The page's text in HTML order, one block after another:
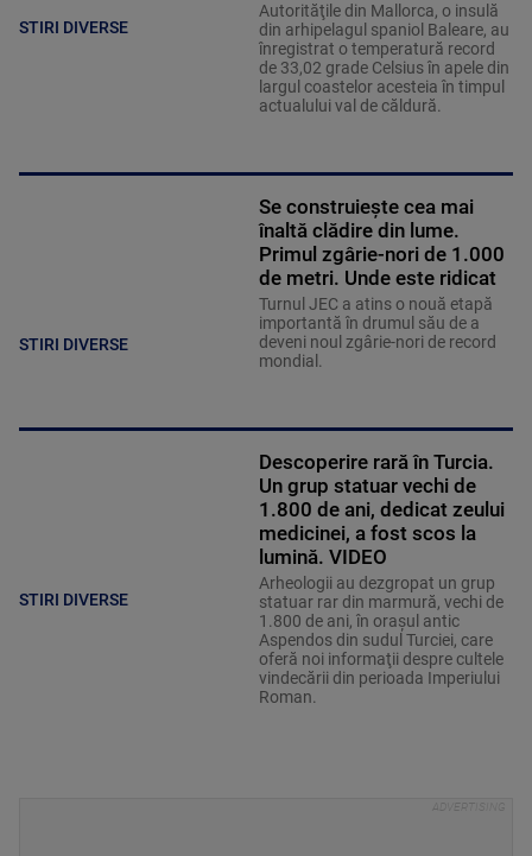
STIRI DIVERSE
Autorităţile din Mallorca, o insulă
din arhipelagul spaniol Baleare, au
înregistrat o temperatură record
de 33,02 grade Celsius în apele din
largul coastelor acesteia în timpul
actualului val de căldură.
STIRI DIVERSE
Se construiește cea mai
înaltă clădire din lume.
Primul zgârie-nori de 1.000
de metri. Unde este ridicat
Turnul JEC a atins o nouă etapă
importantă în drumul său de a
deveni noul zgârie-nori de record
mondial.
STIRI DIVERSE
Descoperire rară în Turcia.
Un grup statuar vechi de
1.800 de ani, dedicat zeului
medicinei, a fost scos la
lumină. VIDEO
Arheologii au dezgropat un grup
statuar rar din marmură, vechi de
1.800 de ani, în oraşul antic
Aspendos din sudul Turciei, care
oferă noi informaţii despre cultele
vindecării din perioada Imperiului
Roman.